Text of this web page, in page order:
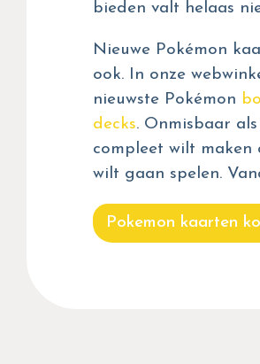
bieden valt helaas
Nieuwe Pokémon
ook. In onze
nieuwste Pokémon
decks. Onmisbaar
compleet wilt maken
wilt gaan spelen.
Pokemon kaarten